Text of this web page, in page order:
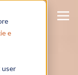
e
user